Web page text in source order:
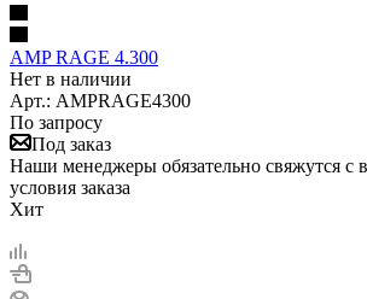
AMP RAGE 4.300
Нет в наличии
Арт.: AMPRAGE4300
По запросу
Под заказ
Наши менеджеры обязательно свяжутся с
условия заказа
Хит